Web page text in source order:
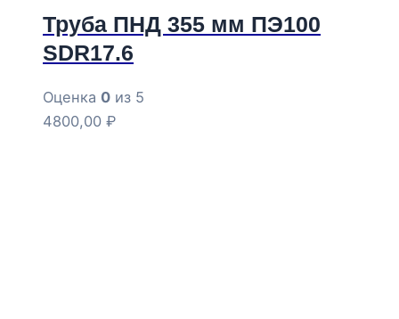
Труба ПНД 355 мм ПЭ100
SDR17.6
Оценка 0 из 5
4800,00 ₽